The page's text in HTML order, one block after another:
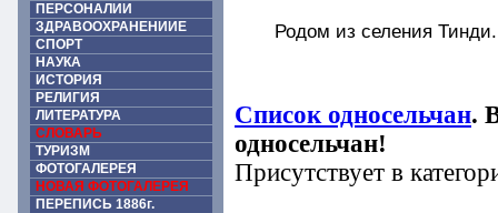
ПЕРСОНАЛИИ
ЗДРАВООХРАНЕНИИЕ
СПОРТ
НАУКА
ИСТОРИЯ
РЕЛИГИЯ
ЛИТЕРАТУРА
СЛОВАРЬ
ТУРИЗМ
ФОТОГАЛЕРЕЯ
НОВАЯ ФОТОГАЛЕРЕЯ
ПЕРЕПИСЬ 1886г.
Родом из селения Тинди.
Список односельчан.
односельчан!
Присутствует в